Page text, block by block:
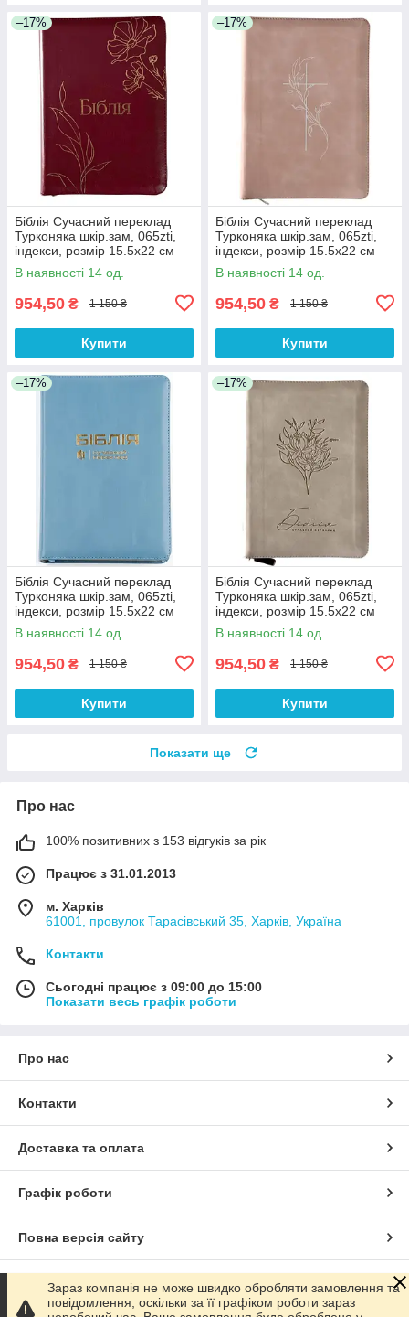
–17%
Біблія Сучасний переклад
Турконяка шкір.зам, 065zti,
індекси, розмір 15.5х22 см
(арт 1056615) Бордова
В наявності 14 од.
954,50 ₴ 1 150 ₴
Купити
–17%
Біблія Сучасний переклад
Турконяка шкір.зам, 065zti,
індекси, розмір 15.5х22 см
(арт 1056614) Пудрова
В наявності 14 од.
954,50 ₴ 1 150 ₴
Купити
–17%
Біблія Сучасний переклад
Турконяка шкір.зам, 065zti,
індекси, розмір 15.5х22 см
(арт 1056612) Голуба
В наявності 14 од.
954,50 ₴ 1 150 ₴
Купити
–17%
Біблія Сучасний переклад
Турконяка шкір.зам, 065zti,
індекси, розмір 15.5х22 см
(арт 1056616)
В наявності 14 од.
954,50 ₴ 1 150 ₴
Купити
Показати ще
Про нас
100% позитивних з 153 відгуків за рік
Працює з 31.01.2013
м. Харків
61001, провулок Тарасівський 35, Харків, Україна
Контакти
Сьогодні працює з 09:00 до 15:00
Показати весь графік роботи
Про нас
Контакти
Доставка та оплата
Графік роботи
Повна версія сайту
Сайт створено на маркетплейсі Prom.ua
Зараз компанія не може швидко обробляти замовлення та
повідомлення, оскільки за її графіком роботи зараз